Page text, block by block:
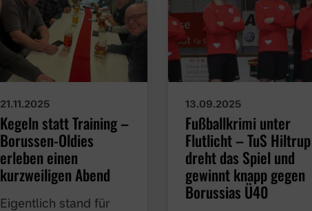
21.11.2025
Kegeln statt Training –
Borussen-Oldies
erleben einen
kurzweiligen Abend
Eigentlich stand für die
13.09.2025
Fußballkrimi unter
Flutlicht – TuS Hiltrup
dreht das Spiel und
gewinnt knapp gegen
Borussias Ü40